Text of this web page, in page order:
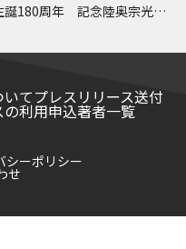
誕180周年 記念陸奥宗光と
てプレスリリース送付
利用申込著者一覧
シーポリシー
せ